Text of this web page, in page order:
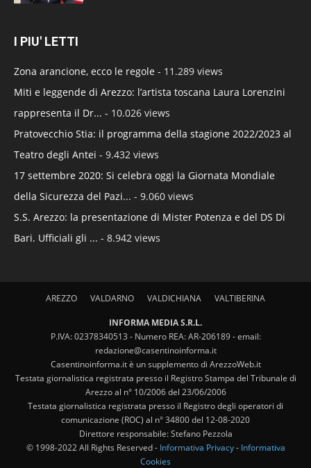
I PIU' LETTI
Zona arancione, ecco le regole - 11.289 views
Miti e leggende di Arezzo: l’artista toscana Laura Lorenzini
rappresenta il Dr... - 10.026 views
Pratovecchio Stia: il programma della stagione 2022/2023 al
Teatro degli Antei - 9.432 views
17 settembre 2020: Si celebra oggi la Giornata Mondiale
della Sicurezza del Pazi... - 9.060 views
S.S. Arezzo: la presentazione di Mister Potenza e del DS Di
Bari. Ufficiali gli ... - 8.942 views
AREZZO VALDARNO VALDICHIANA VALTIBERINA
INFORMA MEDIA S.R.L.
P.IVA: 02378340513 - Numero REA: AR-206189 - email:
redazione@casentinoinforma.it
Casentinoinforma.it è un supplemento di ArezzoWeb.it
Testata giornalistica registrata presso il Registro Stampa del Tribunale di
Arezzo al n° 10/2006 del 23/06/2006
Testata giornalistica registrata presso il Registro degli operatori di
comunicazione (ROC) al n° 34800 del 12-08-2020
Direttore responsabile: Stefano Pezzola
© 1998-2022 All Rights Reserved - Informativa Privacy- Informativa
Cookies